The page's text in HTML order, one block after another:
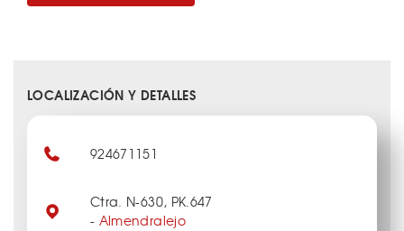
LOCALIZACIÓN Y DETALLES
924671151
Ctra. N-630, PK.647
- Almendralejo